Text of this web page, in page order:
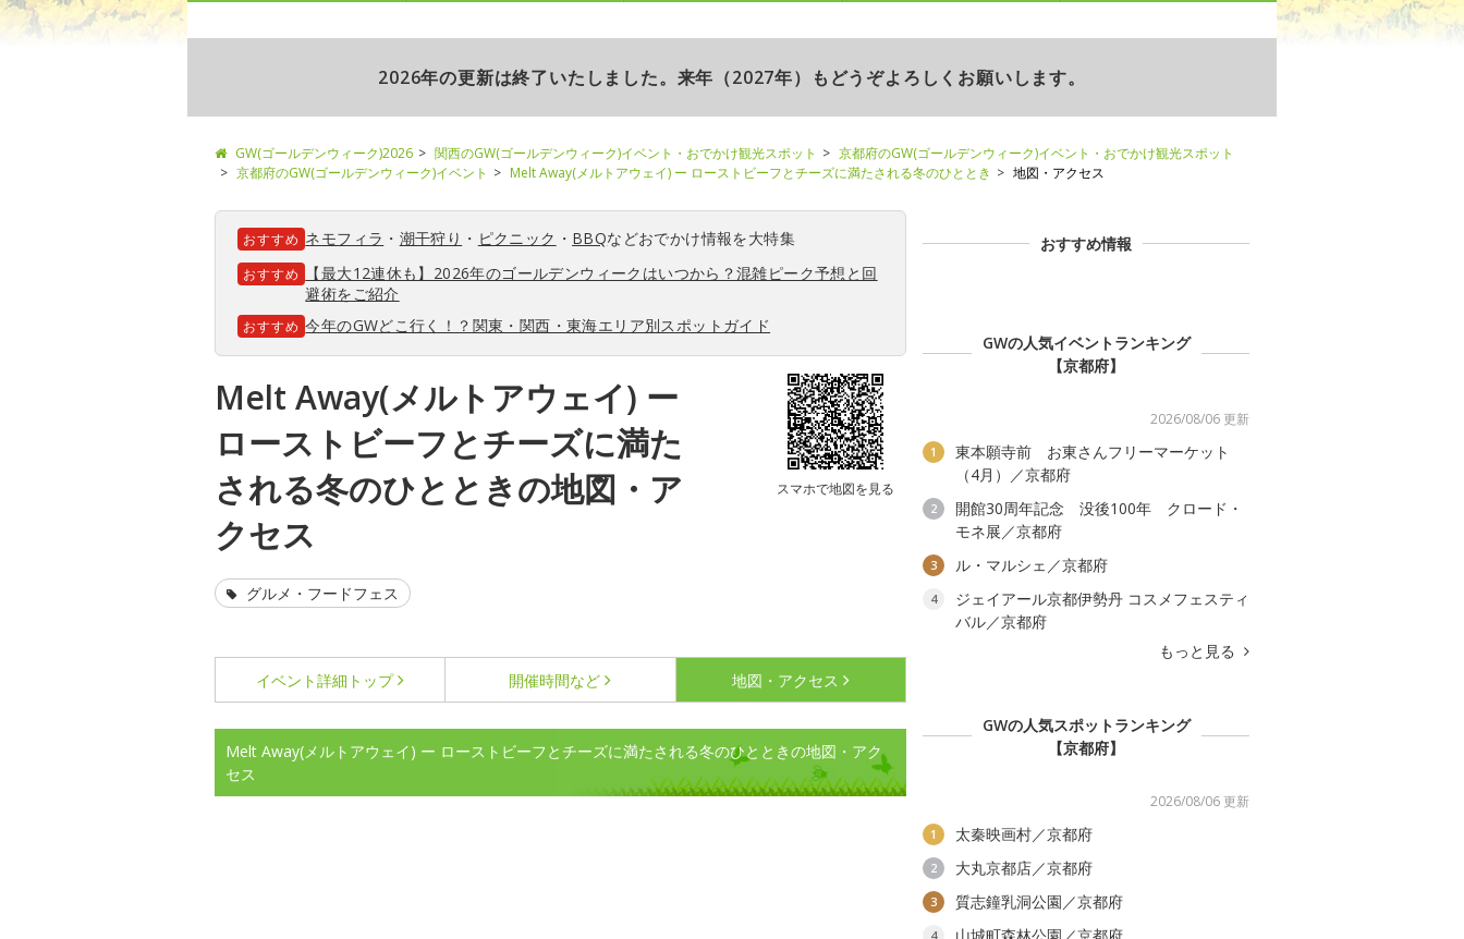
2026年の更新は終了いたしました。来年（2027年）もどうぞよろしくお願いします。
GW(ゴールデンウィーク)2026 関西のGW(ゴールデンウィーク)イベント・おでかけ観光スポット
京都府のGW(ゴールデンウィーク)イベント・おでかけ観光スポット
京都府のGW(ゴールデンウィーク)イベント
Melt Away(メルトアウェイ) ー ローストビーフとチーズに満たされる冬のひととき 地図・アクセス
おすすめ ネモフィラ ・ 潮干狩り ・ ピクニック ・ BBQなどおでかけ情報を大特集
おすすめ
【最大12連休も】2026年のゴールデンウィークはいつから？混雑ピーク予想と回
避術をご紹介
おすすめ 今年のGWどこ行く！？関東・関西・東海エリア別スポットガイド
Melt Away(メルトアウェイ) ー
ローストビーフとチーズに満た
される冬のひとときの地図・ア
クセス
スマホで地図を見る
グルメ・フードフェス
イベント詳細 トップ 開催時間など 地図・アクセス
Melt Away(メルトアウェイ) ー ローストビーフとチーズに満たされる冬のひとときの地図・アク
セス
おすすめ情報
GWの人気イベントランキング
【京都府】
2026/08/06 更新
1
東本願寺前 お東さんフリーマーケット
（4月）／京都府
2
開館30周年記念 没後100年 クロード・
モネ展／京都府
3 ル・マルシェ／京都府
4
ジェイアール京都伊勢丹 コスメフェスティ
バル／京都府
もっと見る
GWの人気スポットランキング
【京都府】
2026/08/06 更新
1 太秦映画村／京都府
2 大丸京都店／京都府
3 質志鐘乳洞公園／京都府
4